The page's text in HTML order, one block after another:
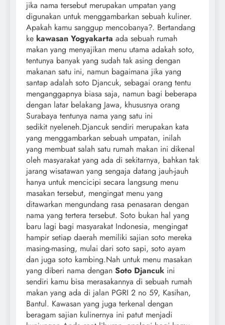
jika nama tersebut merupakan umpatan yang
digunakan untuk menggambarkan sebuah kuliner.
Apakah kamu sanggup mencobanya?. Bertandang
ke kawasan Yogyakarta ada sebuah rumah
makan yang menyajikan menu utama adakah soto,
tentunya banyak yang sudah tak asing dengan
makanan satu ini, namun bagaimana jika yang
santap adalah soto Djancuk, sebagai orang tentu
menganggapnya biasa saja, namun bagi beberapa
dengan latar belakang Jawa, khususnya orang
Surabaya tentunya nama yang satu ini
sedikit nyeleneh.Djancuk sendiri merupakan kata
yang menggambarkan sebuah umpatan, inilah
yang membuat salah satu rumah makan ini dikenal
oleh masyarakat yang ada di sekitarnya, bahkan tak
jarang wisatawan yang sengaja datang jauh-jauh
hanya untuk mencicipi secara langsung menu
masakan tersebut, mengingat menu yang
ditawarkan mengundang rasa penasaran dengan
nama yang tertera tersebut. Soto bukan hal yang
baru lagi bagi masyarakat Indonesia, mengingat
hampir setiap daerah memiliki sajian soto mereka
masing-masing, mulai dari soto sapi, soto ayam
dan juga soto kambing.Nah untuk menu masakan
yang diberi nama dengan Soto Djancuk ini
sendiri kamu bisa merasakannya di sebuah rumah
makan yang ada di jalan PGRI 2 no 59, Kasihan,
Bantul. Kawasan yang juga terkenal dengan
beragam sajian kulinernya ini patut menjadi